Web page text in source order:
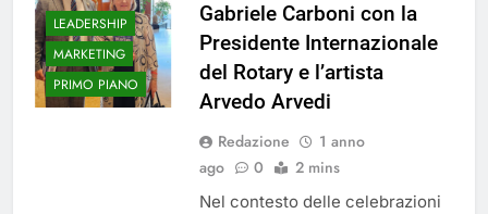
LEADERSHIP
MARKETING
PRIMO PIANO
Gabriele Carboni con la
Presidente Internazionale
del Rotary e l’artista
Arvedo Arvedi
Redazione
1 anno
ago
0 2 mins
Nel contesto delle celebrazioni